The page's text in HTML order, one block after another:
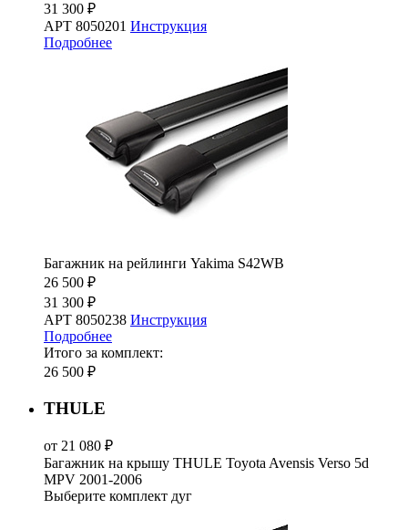
31 300 ₽
АРТ 8050201 Инструкция
Подробнее
Багажник на рейлинги Yakima S42WB
26 500 ₽
31 300 ₽
АРТ 8050238 Инструкция
Подробнее
Итого за комплект:
26 500 ₽
THULE
от 21 080 ₽
Багажник на крышу THULE Toyota Avensis Verso 5d
MPV 2001-2006
Выберите комплект дуг